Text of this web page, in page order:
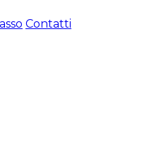
Contatti